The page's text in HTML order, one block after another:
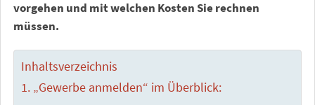
vorgehen und mit welchen Kosten Sie rechnen
müssen.
Inhaltsverzeichnis
„Gewerbe anmelden“ im Überblick: